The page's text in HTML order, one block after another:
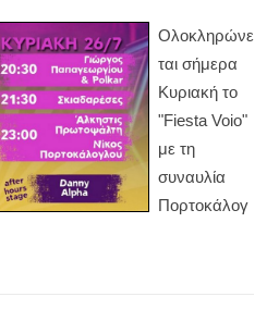
Ολοκληρώνε
ται σήμερα
Κυριακή το
"Fiesta Voio"
με τη
συναυλία
Πορτοκάλογ